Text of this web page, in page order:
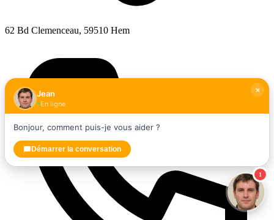
62 Bd Clemenceau, 59510 Hem
1
Jean
En ligne
Bonjour, comment puis-je vous aider ?
Démarrer la conversation